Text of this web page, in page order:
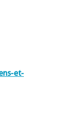
et-